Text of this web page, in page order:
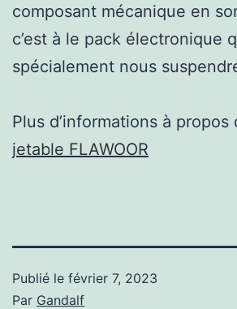
composant mécanique en
c’est à le pack électronique
spécialement nous
Plus d’informations à propos
jetable FLAWOOR
Publié le février 7, 2023
Par Gandalf